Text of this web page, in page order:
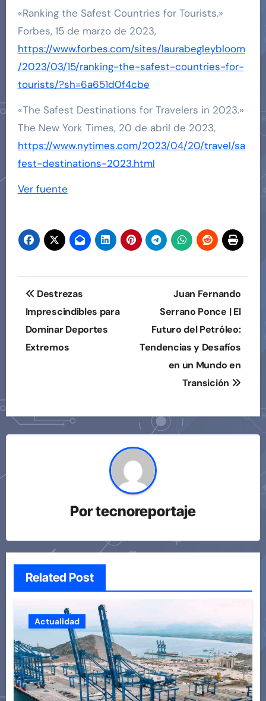
«Ranking the Safest Countries for Tourists.»
Forbes, 15 de marzo de 2023,
https://www.forbes.com/sites/laurabegleybloom
/2023/03/15/ranking-the-safest-countries-for-
tourists/?sh=6a651d0f4cbe
«The Safest Destinations for Travelers in 2023.»
The New York Times, 20 de abril de 2023,
https://www.nytimes.com/2023/04/20/travel/sa
fest-destinations-2023.html
Ver fuente
Navegación
de
entradas
Destrezas
Imprescindibles para
Dominar Deportes
Extremos
Juan Fernando
Serrano Ponce | El
Futuro del Petróleo:
Tendencias y Desafíos
en un Mundo en
Transición
Portecnoreportaje
Related Post
Actualidad